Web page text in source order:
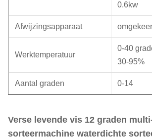
0.6kw
Afwijzingsapparaat
Werktemperatuur
0-40
30-95%
Aantal graden 0-14
Verse levende vis 12 graden
sorteermachine waterdichte